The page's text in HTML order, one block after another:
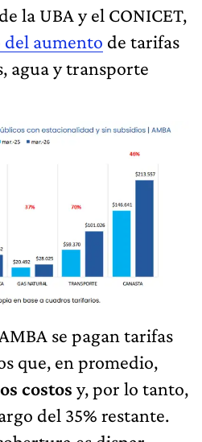
la UBA y el CONICET,
aumento de tarifas
agua y transporte
se pagan tarifas
que, en promedio,
costos y, por lo tanto,
del 35% restante.